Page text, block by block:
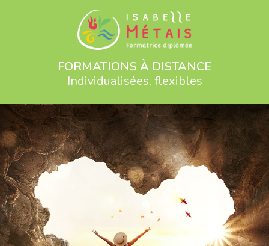
FORMATIONS À DISTANCE
Individualisées, flexibles